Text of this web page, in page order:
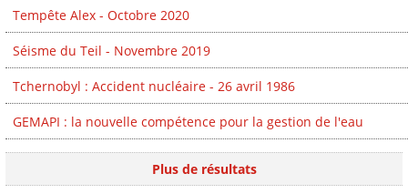
Tempête Alex - Octobre 2020
Séisme du Teil - Novembre 2019
Tchernobyl : Accident nucléaire - 26 avril 1986
GEMAPI : la nouvelle compétence pour la gestion de l'eau
Plus de résultats